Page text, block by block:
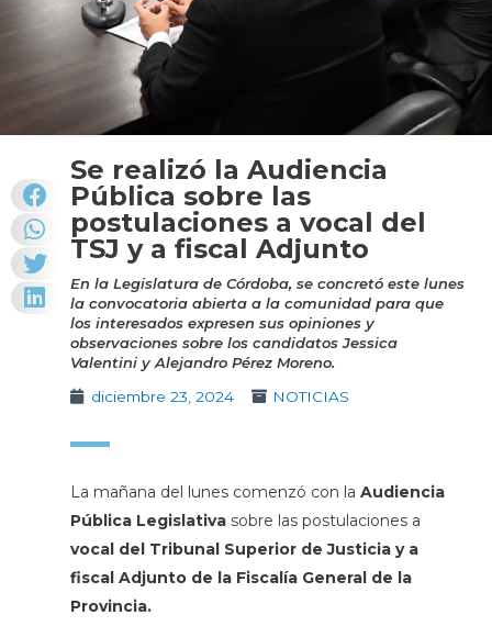
Se realizó la Audiencia
Pública sobre las
postulaciones a vocal del
TSJ y a fiscal Adjunto
En la Legislatura de Córdoba, se concretó este lunes
la convocatoria abierta a la comunidad para que
los interesados expresen sus opiniones y
observaciones sobre los candidatos Jessica
Valentini y Alejandro Pérez Moreno.
diciembre 23, 2024
NOTICIAS
La mañana del lunes comenzó con la Audiencia
Pública Legislativasobre las postulaciones a
vocal del Tribunal Superior de Justicia y a
fiscal Adjunto de la Fiscalía General de la
Provincia.